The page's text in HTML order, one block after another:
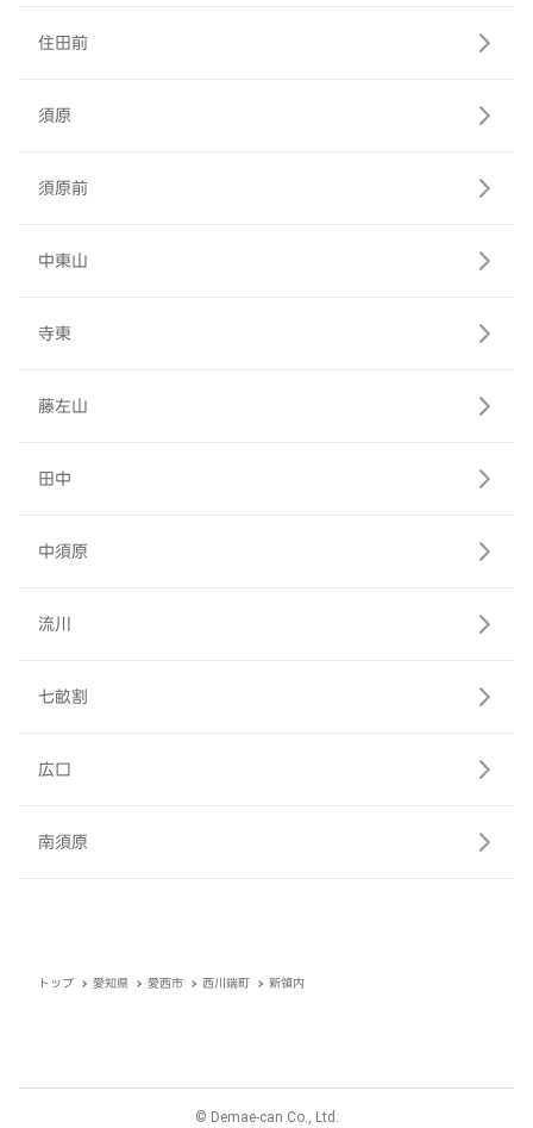
住田前
須原
須原前
中東山
寺東
藤左山
田中
中須原
流川
七畝割
広口
南須原
トップ 愛知県 愛西市 西川端町 新領内
© Demae-can Co., Ltd.